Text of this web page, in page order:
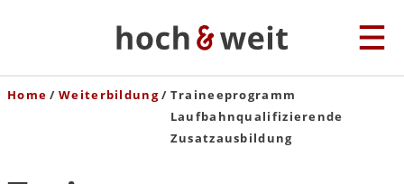
Home Weiterbildung
Traineeprogramm
Laufbahnqualifizierende
Zusatzausbildung